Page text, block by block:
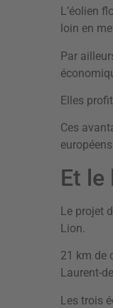
L’éolien
loin en
Par
Elles
Ces
Et le
Le projet
Lion.
21 km de
Laurent-
Les trois